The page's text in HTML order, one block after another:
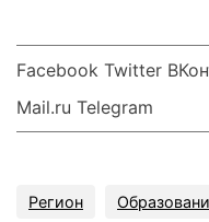
Facebook Twitter
Mail.ru Telegram
Регион